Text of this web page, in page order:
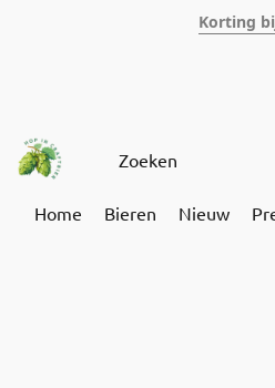
Korting
Home Bieren Nieuw